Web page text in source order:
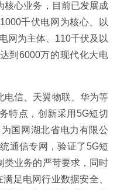
核心业务，目前已发展成
千伏电网为核心、以
网为主体、110千伏及以
到6000万的现代化大电
电信、天翼物联、华为等
特点，创新采用5G短切
国网湖北省电力有限公
通信专网，验证了5G短
类业务的严苛要求，同时
足电网行业数据安全、